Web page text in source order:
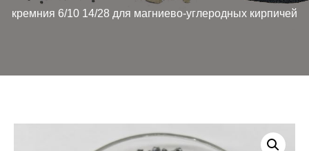
кремния 6/10 14/28 для магниево-углеродных кирпичей